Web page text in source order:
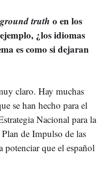
ground truth o en los
¿los idiomas
es como si dejaran
claro. Hay muchas
se han hecho para el
Nacional para la
de Impulso de las
potenciar que el español